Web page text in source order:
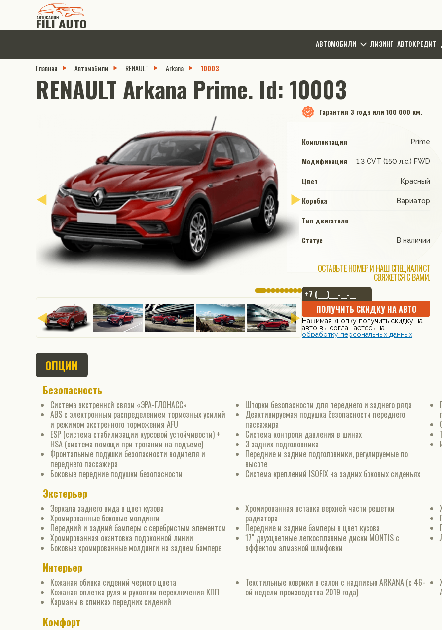
АВТОМОБИЛИ ЛИЗИНГ АВТОКРЕДИТ
Главная Автомобили RENAULT Arkana 10003
RENAULT Arkana Prime. Id: 10003
Гарантия 3 года или 100 000 км.
Комплектация Prime
Модификация 1.3 CVT (150 л.с.) FWD
Цвет Красный
Коробка Вариатор
Тип двигателя
Статус
В наличии
ОСТАВЬТЕ НОМЕР И НАШ СПЕЦИАЛИСТ
СВЯЖЕТСЯ С ВАМИ.
ПОЛУЧИТЬ СКИДКУ НА АВТО
Нажимая кнопку получить скидку на
авто вы соглашаетесь на
обработку персональных данных
ОПЦИИ
Безопасность
Система экстренной связи «ЭРА-ГЛОНАСС»
ABS с электронным распределением тормозных усилий
и режимом экстренного торможения AFU
ESP (система стабилизации курсовой устойчивости) +
HSА (система помощи при трогании на подъеме)
Фронтальные подушки безопасности водителя и
переднего пассажира
Боковые передние подушки безопасности
Шторки безопасности для переднего и заднего ряда
Деактивируемая подушка безопасности переднего
пассажира
Система контроля давления в шинах
3 задних подголовника
Передние и задние подголовники, регулируемые по
высоте
Система креплений ISOFIX на задних боковых сиденьях
Экстерьер
Зеркала заднего вида в цвет кузова
Хромированные боковые молдинги
Передний и задний бамперы с серебристым элементом
Хромированная окантовка подоконной линии
Боковые хромированные молдинги на заднем бампере
Хромированная вставка верхней части решетки
радиатора
Передние и задние бамперы в цвет кузова
17" двухцветные легкосплавные диски MONTIS с
эффектом алмазной шлифовки
Интерьер
Кожаная обивка сидений черного цвета
Кожаная оплетка руля и рукоятки переключения КПП
Карманы в спинках передних сидений
Текстильные коврики в салон с надписью ARKANA (с 46-
ой недели производства 2019 года)
Комфорт